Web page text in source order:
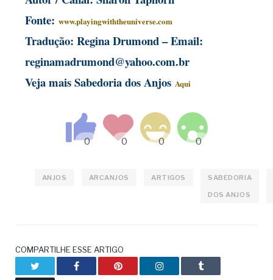
Fonte: www.playingwiththeuniverse.com
Tradução: Regina Drumond – Email:
reginamadrumond@yahoo.com.br
Veja mais Sabedoria dos Anjos Aqui
ANJOS ARCANJOS ARTIGOS
SABEDORIA
DOS ANJOS
COMPARTILHE ESSE ARTIGO
Facebook Pinterest LinkedIn Tumblr